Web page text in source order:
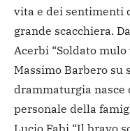
vita e dei sentimenti
grande scacchiera.
Acerbi “Soldato
Massimo Barbero su
drammaturgia nasce
personale della